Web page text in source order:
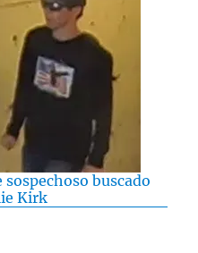
buscado
Kirk